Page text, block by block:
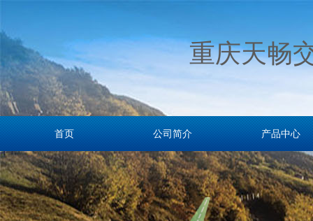
重庆天畅
首页 公司简介 产品中心